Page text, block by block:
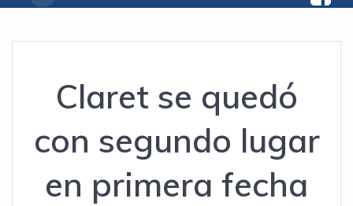
Claret se quedó
con segundo lugar
en primera fecha